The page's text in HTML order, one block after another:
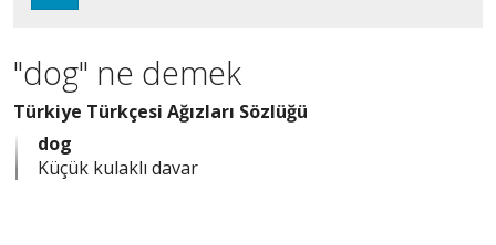
"dog" ne demek
Türkiye Türkçesi Ağızları Sözlüğü
dog
Küçük kulaklı davar